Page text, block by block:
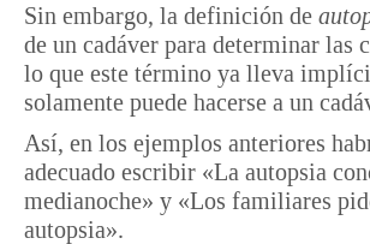
Sin embargo, la definición de
de un cadáver para determinar las
lo que este término ya lleva
solamente puede hacerse a un
Así, en los ejemplos anteriores
adecuado escribir «La autopsia
medianoche» y «Los familiares
autopsia».